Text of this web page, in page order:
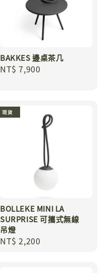
BAKKES 邊桌茶几
Regular
NT$ 7,900
現貨
BOLLEKE MINI LA
SURPRISE 可攜式無線
吊燈
Regular
NT$ 2,200